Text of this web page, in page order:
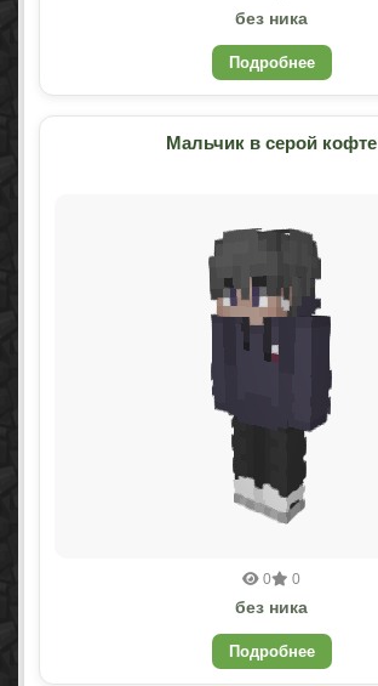
без ника
Подробнее
Мальчик в серой кофте
0 0
без ника
Подробнее